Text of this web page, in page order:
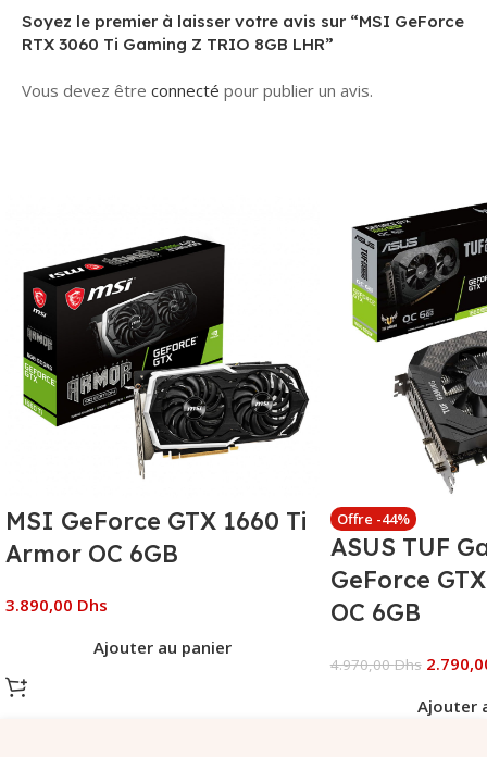
Soyez le premier à laisser votre avis sur “MSI GeForce
RTX 3060 Ti Gaming Z TRIO 8GB LHR”
Vous devez être connecté pour publier un avis.
MSI GeForce GTX 1660 Ti
Armor OC 6GB
3.890,00 Dhs
Ajouter au panier
Offre -44%
ASUS TUF
GeForce
OC 6GB
4.970,00Dhs
Ajouter